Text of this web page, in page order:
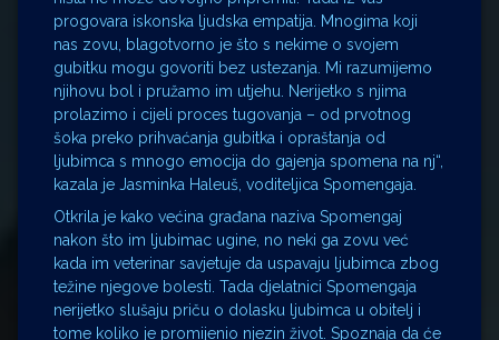
progovara iskonska ljudska empatija. Mnogima koji
nas zovu, blagotvorno je što s nekime o svojem
gubitku mogu govoriti bez ustezanja. Mi razumijemo
njihovu bol i pružamo im utjehu. Nerijetko s njima
prolazimo i cijeli proces tugovanja – od prvotnog
šoka preko prihvaćanja gubitka i opraštanja od
ljubimca s mnogo emocija do gajenja spomena na nj“,
kazala je Jasminka Haleuš, voditeljica Spomengaja.
Otkrila je kako većina građana naziva Spomengaj
nakon što im ljubimac ugine, no neki ga zovu već
kada im veterinar savjetuje da uspavaju ljubimca zbog
težine njegove bolesti. Tada djelatnici Spomengaja
nerijetko slušaju priču o dolasku ljubimca u obitelj i
tome koliko je promijenio njezin život. Spoznaja da će